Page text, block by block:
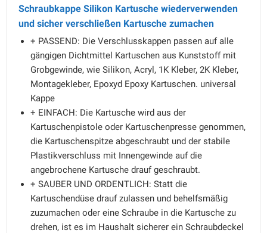
Schraubkappe Silikon Kartusche wiederverwenden
und sicher verschließen Kartusche zumachen
+ PASSEND: Die Verschlusskappen passen auf alle
gängigen Dichtmittel Kartuschen aus Kunststoff mit
Grobgewinde, wie Silikon, Acryl, 1K Kleber, 2K Kleber,
Montagekleber, Epoxyd Epoxy Kartuschen. universal
Kappe
+ EINFACH: Die Kartusche wird aus der
Kartuschenpistole oder Kartuschenpresse genommen,
die Kartuschenspitze abgeschraubt und der stabile
Plastikverschluss mit Innengewinde auf die
angebrochene Kartusche drauf geschraubt.
+ SAUBER UND ORDENTLICH: Statt die
Kartuschendüse drauf zulassen und behelfsmäßig
zuzumachen oder eine Schraube in die Kartusche zu
drehen, ist es im Haushalt sicherer ein Schraubdeckel